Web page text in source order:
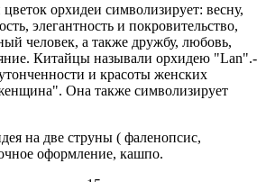
орхидеи символизирует: весну,
элегантность и покровительство,
человек, а также дружбу, любовь,
Китайцы называли орхидею "Lan".-
и красоты женских
Она также символизирует
на две струны ( фаленопсис,
оформление, кашпо.